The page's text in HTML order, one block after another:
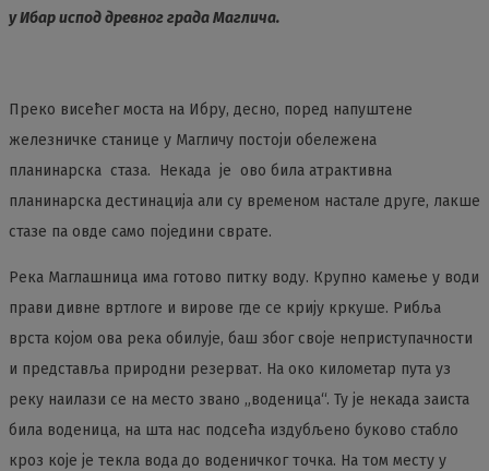
у Ибар испод древног града Маглича.
Преко висећег моста на Ибру, десно, поред напуштене
железничке станице у Магличу постоји обележена
планинарска стаза. Некада је ово била атрактивна
планинарска дестинација али су временом настале друге, лакше
стазе па овде само поједини сврате.
Река Маглашница има готово питку воду. Крупно камење у води
прави дивне вртлоге и вирове где се крију кркуше. Рибља
врста којом ова река обилује, баш због своје неприступачности
и представља природни резерват. На око километар пута уз
реку наилази се на место звано „воденица“. Ту је некада заиста
била воденица, на шта нас подсећа издубљено буково стабло
кроз које је текла вода до воденичког точка. На том месту у